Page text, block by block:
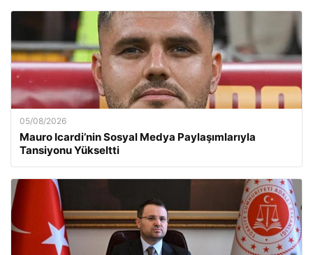
05/08/2026
Mauro Icardi’nin Sosyal Medya Paylaşımlarıyla
Tansiyonu Yükseltti